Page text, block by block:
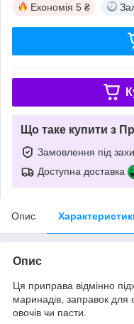
Економія 5 ₴
Що таке купити з
Замовлення під
Доступна доставка
Опис
Опис
Ця приправа відмінно
маринадів, заправок для
овочів чи пасти.